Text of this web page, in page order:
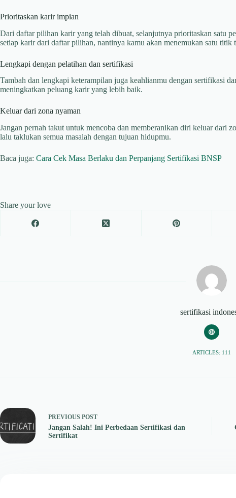
Prioritaskan karir impian
Dari daftar pilihan karir yang telah dibuat, selanjutnya prioritaskan satu
setiap karir dari daftar pilihan, nantinya kamu akan menemukan satu titik
Lengkapi dengan pelatihan dan sertifikasi
Tambah dan lengkapi keterampilan juga keahlianmu dengan sertifikasi
meningkatkan peluang karir yang lebih baik.
Keluar dari zona nyaman
Jangan pernah takut untuk mencoba dan memberanikan diri keluar dari
lalu taklukan semua masalah dengan tujuan hidupmu.
Baca juga: Cara Cek Masa Berlaku dan Perpanjang Sertifikasi BNSP
Share your love
sertifikasi
ARTICLES: 111
PREVIOUS POST
Jangan Salah! Ini Perbedaan Sertifikasi dan
Sertifikat